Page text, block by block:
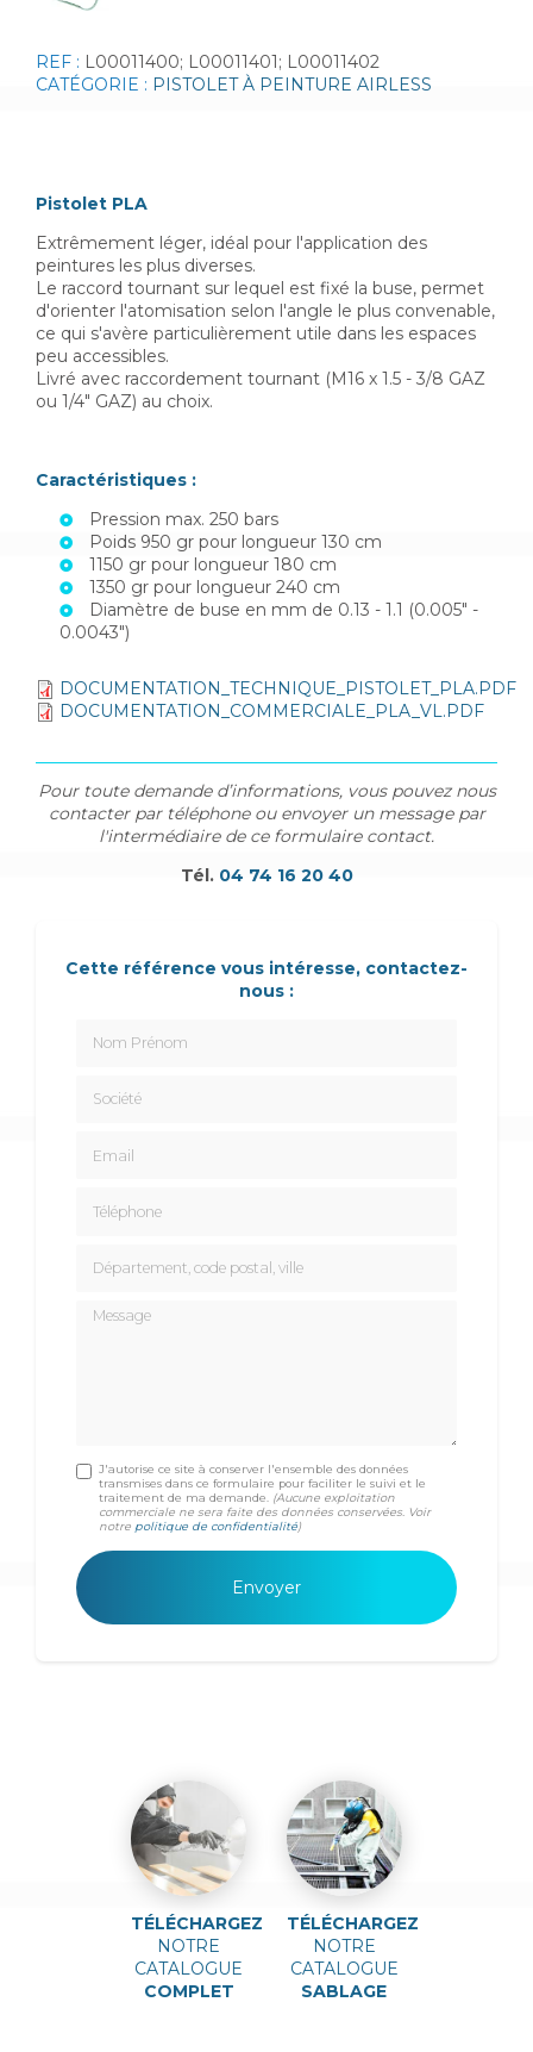
REF : L00011400; L00011401; L00011402
CATÉGORIE : PISTOLET À PEINTURE AIRLESS
Pour toute demande d’informations, vous pouvez nous
contacter par téléphone ou envoyer un message par
l'intermédiaire de ce formulaire contact.
Tél. 04 74 16 20 40
Pistolet PLA
Extrêmement léger, idéal pour l'application des
peintures les plus diverses.
Le raccord tournant sur lequel est fixé la buse, permet
d'orienter l'atomisation selon l'angle le plus convenable,
ce qui s'avère particulièrement utile dans les espaces
peu accessibles.
Livré avec raccordement tournant (M16 x 1.5 - 3/8 GAZ
ou 1/4" GAZ) au choix.
Caractéristiques :
Pression max. 250 bars
Poids 950 gr pour longueur 130 cm
1150 gr pour longueur 180 cm
1350 gr pour longueur 240 cm
Diamètre de buse en mm de 0.13 - 1.1 (0.005" -
0.0043")
DOCUMENTATION_TECHNIQUE_PISTOLET_PLA.PDF
DOCUMENTATION_COMMERCIALE_PLA_VL.PDF
Cette référence vous intéresse, contactez-
nous :
Message
J'autorise ce site à conserver l'ensemble des données
transmises dans ce formulaire pour faciliter le suivi et le
traitement de ma demande.
(Aucune exploitation
commerciale ne sera faite des données conservées. Voir
notre politique de confidentialité)
TÉLÉCHARGEZ
NOTRE
CATALOGUE
COMPLET
TÉLÉCHARGEZ
NOTRE
CATALOGUE
SABLAGE